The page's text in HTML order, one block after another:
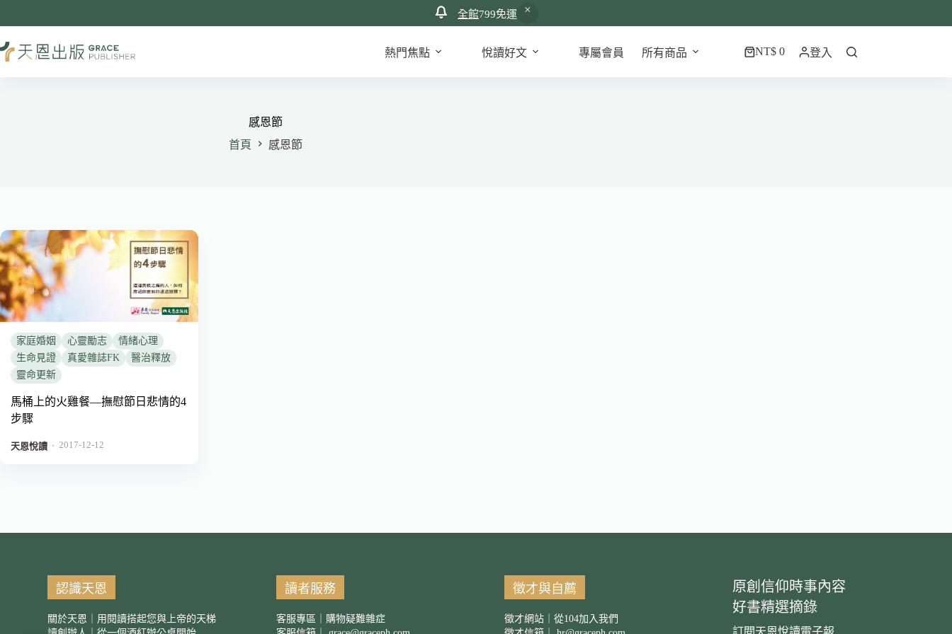
全館799免運
至
熱門焦點 悅讀好文 專屬會員 所有商品
購
NT$0 登入
感恩節
首頁
感恩節
家庭婚姻 心靈勵志
情緒心理
生命見證
真愛雜誌FK
醫治釋放
靈命更新
馬桶上的火雞餐―撫慰節日悲情的4
步驟
天恩悅讀 ． 2017-12-12
認識天恩
關於天恩｜用閱讀搭起您與上帝的天梯
讀者服務
客服專區｜購物疑難雜症
徵才與自薦
徵才網站｜從104加入我們
原創信仰時事內容
好書精選摘錄
訂閱天恩悅讀電子報